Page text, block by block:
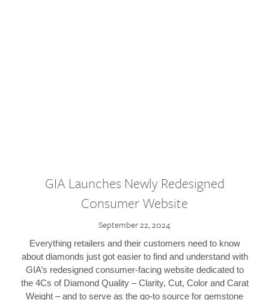
GIA Launches Newly Redesigned
Consumer Website
September 22, 2024
Everything retailers and their customers need to know
about diamonds just got easier to find and understand with
GIA’s redesigned consumer-facing website dedicated to
the 4Cs of Diamond Quality – Clarity, Cut, Color and Carat
Weight – and to serve as the go-to source for gemstone